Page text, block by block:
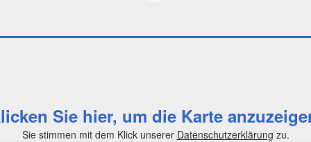
Sie hier, um die Karte
Sie stimmen mit dem Klick unserer Datenschutzerklärung zu.